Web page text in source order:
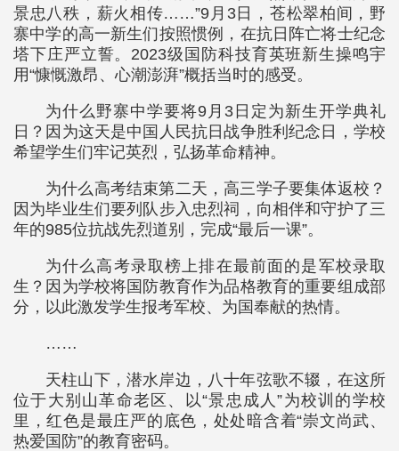
景忠八秩，薪火相传……”9月3日，苍松翠柏间，野
寨中学的高一新生们按照惯例，在抗日阵亡将士纪念
塔下庄严立誓。2023级国防科技育英班新生操鸣宇
用“慷慨激昂、心潮澎湃”概括当时的感受。
为什么野寨中学要将9月3日定为新生开学典礼
日？因为这天是中国人民抗日战争胜利纪念日，学校
希望学生们牢记英烈，弘扬革命精神。
为什么高考结束第二天，高三学子要集体返校？
因为毕业生们要列队步入忠烈祠，向相伴和守护了三
年的985位抗战先烈道别，完成“最后一课”。
为什么高考录取榜上排在最前面的是军校录取
生？因为学校将国防教育作为品格教育的重要组成部
分，以此激发学生报考军校、为国奉献的热情。
……
天柱山下，潜水岸边，八十年弦歌不辍，在这所
位于大别山革命老区、以“景忠成人”为校训的学校
里，红色是最庄严的底色，处处暗含着“崇文尚武、
热爱国防”的教育密码。